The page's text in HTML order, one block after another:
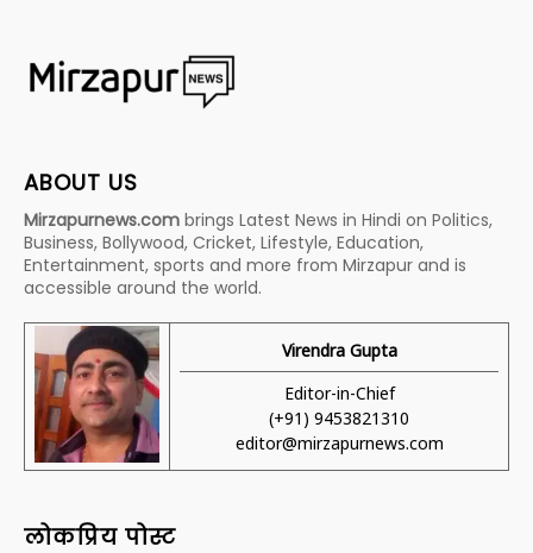
ABOUT US
Mirzapurnews.com brings Latest News in Hindi on Politics,
Business, Bollywood, Cricket, Lifestyle, Education,
Entertainment, sports and more from Mirzapur and is
accessible around the world.
Virendra Gupta
Editor-in-Chief
(+91) 9453821310
editor@mirzapurnews.com
लोकप्रिय पोस्ट